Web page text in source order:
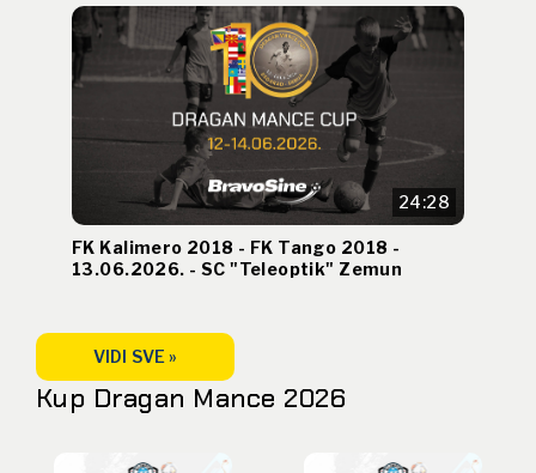
24:28
FK Kalimero 2018 - FK Tango 2018 -
13.06.2026. - SC "Teleoptik" Zemun
VIDI SVE »
Kup Dragan Mance 2026